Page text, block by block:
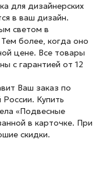
для дизайнерских
в ваш дизайн.
светом в
более, когда оно
цене. Все товары
с гарантией от 12
Ваш заказ по
Купить
«Подвесные
в карточке. При
скидки.